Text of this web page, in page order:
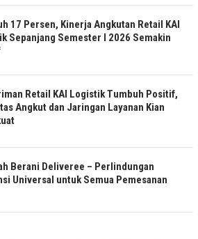
17 Persen, Kinerja Angkutan Retail KAI
Sepanjang Semester I 2026 Semakin
Retail KAI Logistik Tumbuh Positif,
Angkut dan Jaringan Layanan Kian
Berani Deliveree – Perlindungan
Universal untuk Semua Pemesanan